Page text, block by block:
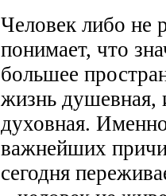
Человек либо не
понимает, что
большее
жизнь душевная,
духовная.
важнейших
сегодня